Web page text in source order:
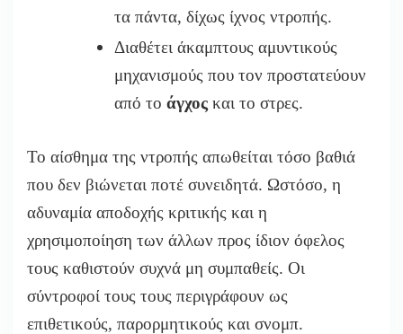
τα πάντα, δίχως ίχνος ντροπής.
Διαθέτει άκαμπτους αμυντικούς
μηχανισμούς που τον προστατεύουν
από το άγχος και το στρες.
Το αίσθημα της ντροπής απωθείται τόσο βαθιά
που δεν βιώνεται ποτέ συνειδητά. Ωστόσο, η
αδυναμία αποδοχής κριτικής και η
χρησιμοποίηση των άλλων προς ίδιον όφελος
τους καθιστούν συχνά μη συμπαθείς. Οι
σύντροφοί τους τους περιγράφουν ως
επιθετικούς, παρορμητικούς και σνομπ.